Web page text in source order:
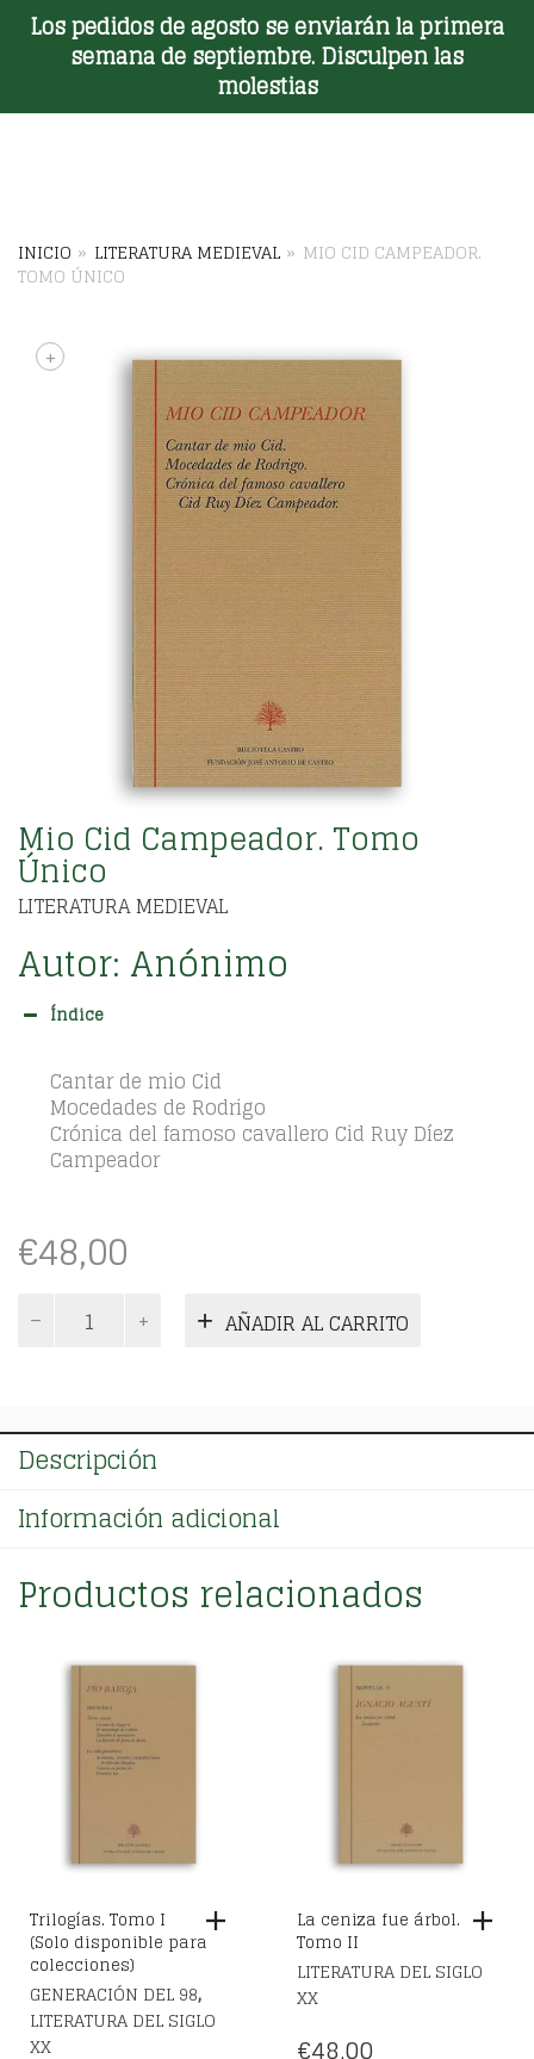
Los pedidos de agosto se enviarán la primera
semana de septiembre. Disculpen las
molestias
Toggle Menu
INICIO » LITERATURA MEDIEVAL » MIO CID CAMPEADOR.
TOMO ÚNICO
+
Mio Cid Campeador. Tomo
Único
LITERATURA MEDIEVAL
Autor: Anónimo
Índice
Cantar de mio Cid
Mocedades de Rodrigo
Crónica del famoso cavallero Cid Ruy Díez
Campeador
€48,00
Cid
cantidad
AÑADIR AL CARRITO
Descripción
Información adicional
Productos relacionados
Trilogías. Tomo I
(Solo disponible para
colecciones)
GENERACIÓN DEL 98,
LITERATURA DEL SIGLO
XX
La ceniza fue árbol.
Tomo II
LITERATURA DEL SIGLO
XX